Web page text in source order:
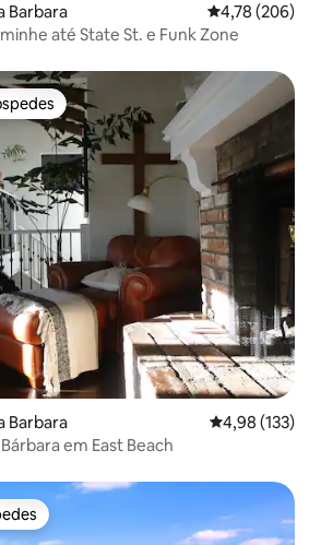
Barbara 4,78 de uma
4,78 (206)
até State St. e Funk Zone
dos hóspedes
Barbara 4,98 de uma
4,98 (133)
em East Beach